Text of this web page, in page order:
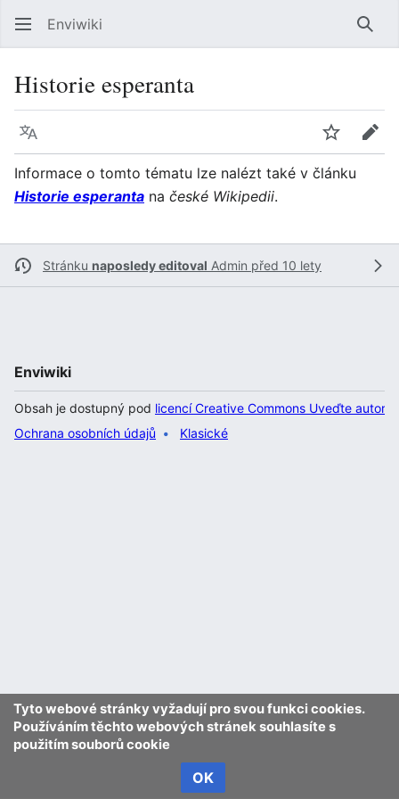
Enviwiki
Historie esperanta
Jazyk Sledovat
Informace o tomto tématu lze nalézt také v článku
Historie esperanta na české Wikipedii.
Stránku naposledy editoval Admin před 10 lety
Tyto webové stránky vyžadují pro svou funkci cookies.
Používáním těchto webových stránek souhlasíte s
použitím souborů cookie
OK
Enviwiki
Obsah je dostupný pod licencí Creative Commons Uveďte
Ochrana osobních údajů
Klasické